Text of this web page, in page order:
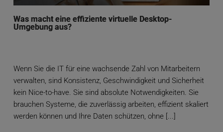
Was macht eine effiziente virtuelle Desktop-
Umgebung aus?
Wenn Sie die IT für eine wachsende Zahl von Mitarbeitern
verwalten, sind Konsistenz, Geschwindigkeit und Sicherheit
kein Nice-to-have. Sie sind absolute Notwendigkeiten. Sie
brauchen Systeme, die zuverlässig arbeiten, effizient skaliert
werden können und Ihre Daten schützen, ohne [...]